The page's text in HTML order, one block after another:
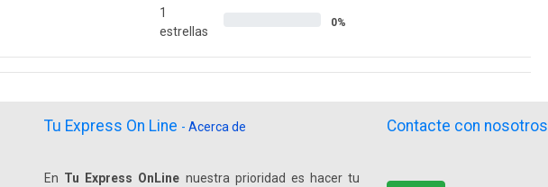
1
estrellas
0%
Tu Express On Line - Acerca de
En Tu Express OnLine nuestra prioridad es hacer tu
Contacte con nosotros